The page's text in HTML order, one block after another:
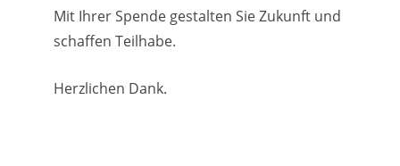
Mit Ihrer Spende gestalten Sie Zukunft und
schaffen Teilhabe.
Herzlichen Dank.